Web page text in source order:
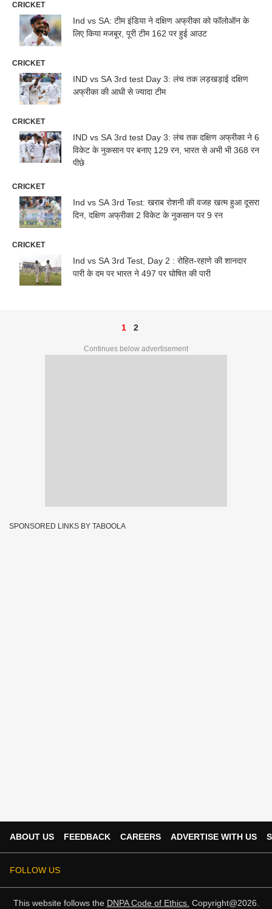
CRICKET
Ind vs SA: टीम इंडिया ने दक्षिण अफ्रीका को फॉलोऑन के
लिए किया मजबूर, पूरी टीम 162 पर हुई आउट
CRICKET
IND vs SA 3rd test Day 3: लंच तक लड़खड़ाई दक्षिण
अफ्रीका की आधी से ज्यादा टीम
CRICKET
IND vs SA 3rd test Day 3: लंच तक दक्षिण अफ्रीका ने 6
विकेट के नुकसान पर बनाए 129 रन, भारत से अभी भी 368 रन
पीछे
CRICKET
Ind vs SA 3rd Test: खराब रोशनी की वजह खत्म हुआ दूसरा
दिन, दक्षिण अफ्रीका 2 विकेट के नुकसान पर 9 रन
CRICKET
Ind vs SA 3rd Test, Day 2 : रोहित-रहाणे की शानदार
पारी के दम पर भारत ने 497 पर घोषित की पारी
1 2
Continues below advertisement
SPONSORED LINKS BY TABOOLA
ABOUT US FEEDBACK CAREERS ADVERTISE WITH US
FOLLOW US
This website follows the DNPA Code of Ethics. Copyright@2026.